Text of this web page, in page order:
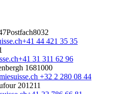
Postfach8032
+41 44 421 35 35
+41 31 311 62 96
1681000
+32 2 280 08 44
201211